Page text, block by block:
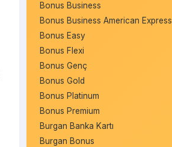
Bonus Business
Bonus Business American Express
Bonus Easy
Bonus Flexi
Bonus Genç
Bonus Gold
Bonus Platinum
Bonus Premium
Burgan Banka Kartı
Burgan Bonus